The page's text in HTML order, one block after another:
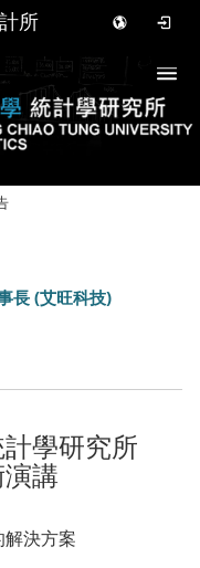
所
長 (艾旺科技)
學研究所
講
決方案